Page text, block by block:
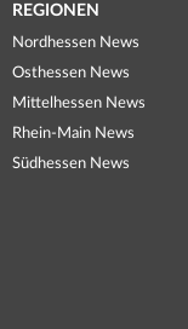
REGIONEN
Nordhessen News
Osthessen News
Mittelhessen News
Rhein-Main News
Südhessen News